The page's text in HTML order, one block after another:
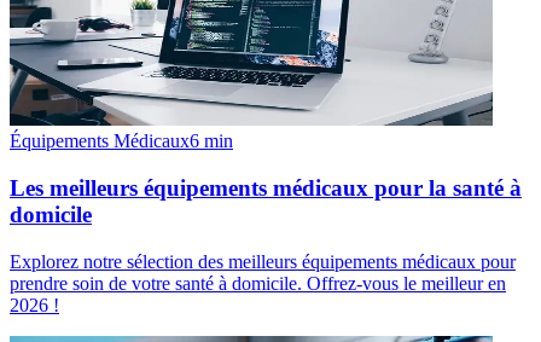
Équipements Médicaux6 min
Les meilleurs équipements médicaux pour la santé à
domicile
Explorez notre sélection des meilleurs équipements médicaux pour
prendre soin de votre santé à domicile. Offrez-vous le meilleur en
2026 !